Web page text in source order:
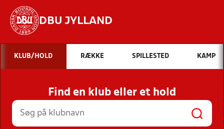
DBU JYLLAND
Hvad vil du søge efter?
INDHOLD OG NYHEDER
STILLINGER, RESULTATER, KLUBBER OG
HOLD
KLUB/HOLD RÆKKE SPILLESTED KAMP
Find en klub eller et hold